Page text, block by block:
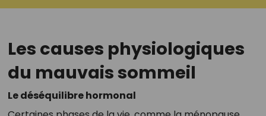
Les causes physiologiques
du mauvais sommeil
Le déséquilibre hormonal